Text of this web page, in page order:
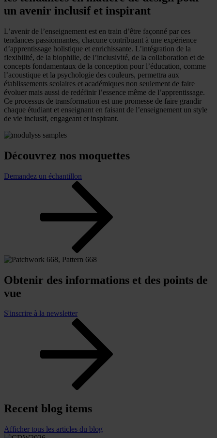
un avenir inclusif et inspirant
L’avenir de l’enseignement est en train d’être façonné par ces
tendances passionnantes, chacune contribuant à une expérience
d’apprentissage holistique et enrichissante. L’intégration de la
flexibilité, de la biophilie, de l’inclusivité, de la collaboration et de
concepts fondamentaux de la conception pour l’éducation, comme
l’acoustique et la psychologie des couleurs, permettra aux
établissements scolaires et académiques non seulement de faire
évoluer mais aussi de redéfinir l’essence même de l’apprentissage.
Ce processus de transformation est une promesse de faire grandir
chaque étudiant et enseignant en faisant de l’enseignement un style
de vie inclusif, engageant et inspirant.
Découvrez nos moquettes
Demandez un échantillon
Obtenir des informations et des points de
vue
S'inscrire à la newsletter
Recent blog items
Afficher tous les articles du blog